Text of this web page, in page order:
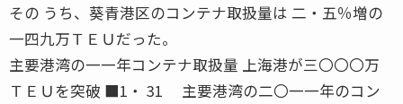
その うち、葵青港区のコンテナ取扱量は 二・五％増の
一四九万ＴＥＵだった。
主要港湾の一一年コンテナ取扱量 上海港が三〇〇〇万
ＴＥＵを突破 ■1・ 31 主要港湾の二〇一一年のコン